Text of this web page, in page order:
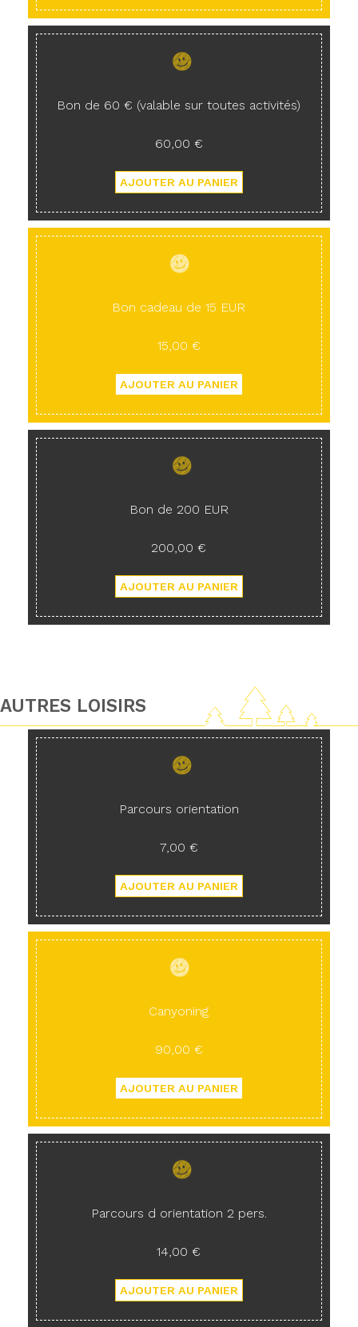
Bon de 60 € (valable sur toutes activités)
60,00 €
Bon cadeau de 15 EUR
15,00 €
Bon de 200 EUR
200,00 €
AUTRES LOISIRS
Parcours orientation
7,00 €
Canyoning
90,00 €
Parcours d orientation 2 pers.
14,00 €